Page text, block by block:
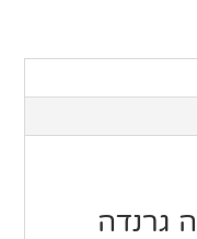
גרנדה